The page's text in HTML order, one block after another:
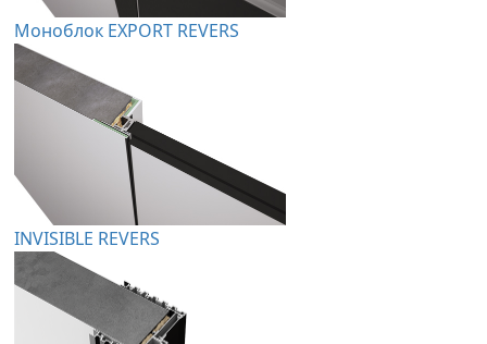
Моноблок EXPORT REVERS
INVISIBLE REVERS